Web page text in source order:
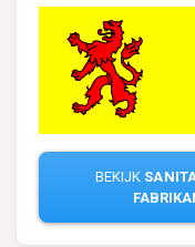
BEKIJK